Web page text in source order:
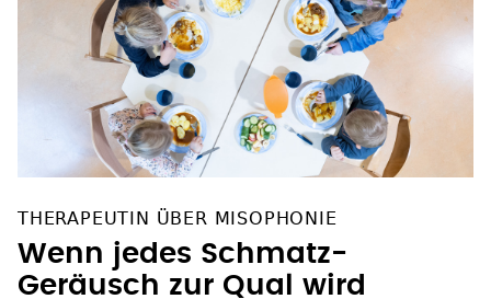
THERAPEUTIN ÜBER MISOPHONIE
Wenn jedes Schmatz-
Geräusch zur Qual wird